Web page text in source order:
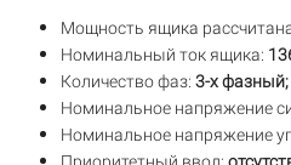
Мощность ящика
Номинальный ток ящика:
Количество фаз: 3-х фазный;
Номинальное напряжение
Номинальное напряжение